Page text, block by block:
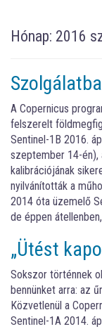
Hónap: 2016
A Copernicus
felszerelt
Sentinel-1B 2016.
szeptember 14-én),
kalibrációjának
nyilvánították a
2014 óta üzemelő
de éppen
„Ütést
Sokszor történnek
bennünket arra: az
Közvetlenül a
Sentinel-1A 2014.